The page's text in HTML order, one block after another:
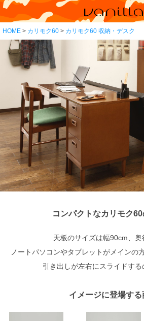
HOME カリモク60 カリモク60 収納・デスク
検
コンパクトなカリモク
天板のサイズは幅90cm、奥
ノートパソコンやタブレットがメインの
引き出しが左右にスライドする
イメージに登場する